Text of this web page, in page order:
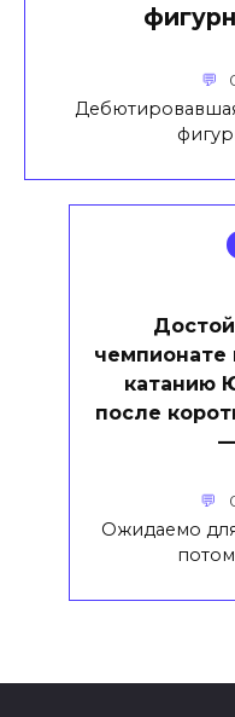
чемпионате
катанию
после
—
Ожидаемо